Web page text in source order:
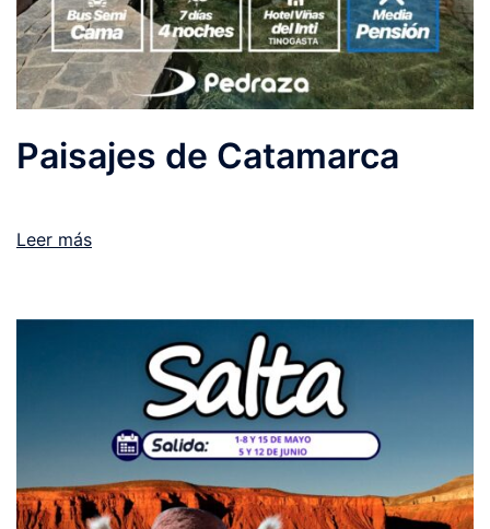
Paisajes de Catamarca
Leer más